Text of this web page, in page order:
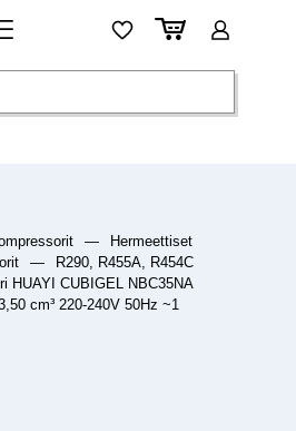
—
Hermeettiset
—
R290, R455A, R454C
HUAYI CUBIGEL NBC35NA
cm³ 220-240V 50Hz ~1